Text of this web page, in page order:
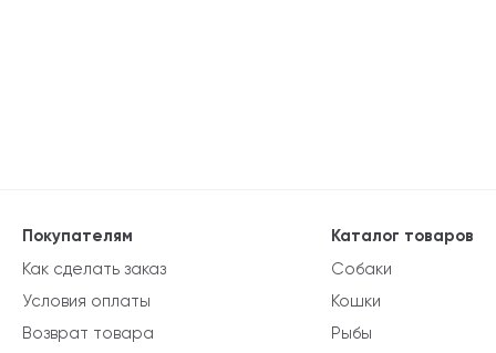
Каталог товаров
Собаки
Кошки
Рыбы
Покупателям
Как сделать заказ
Условия оплаты
Возврат товара